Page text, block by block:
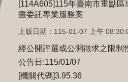
[114A605]115年臺南市重點
畫委託專業服務案
上版日期：115-01-07 上午
經公開評選或公開徵求之限制
公告日:115/01/07
[機關代碼]3.95.36